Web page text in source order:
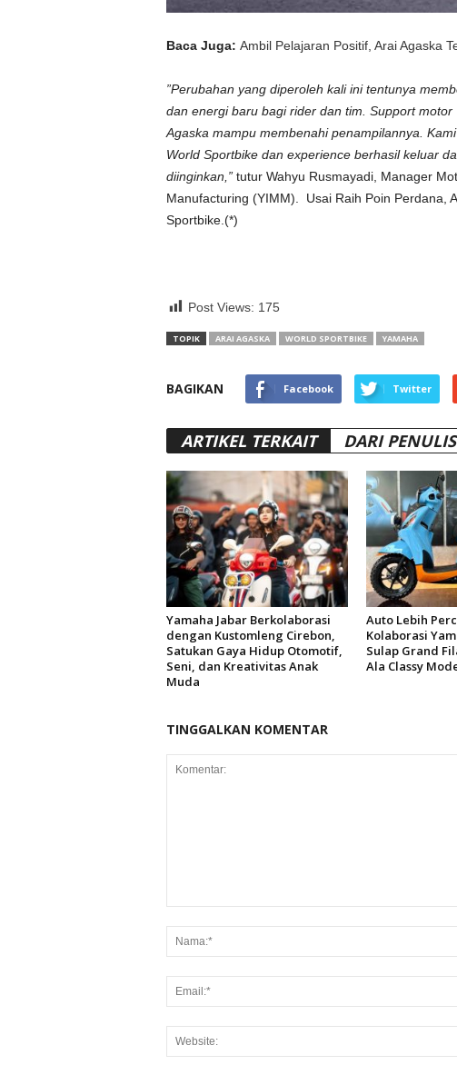
Baca Juga: Ambil Pelajaran Positif, Arai Agaska
”Perubahan yang diperoleh kali ini tentunya
dan energi baru bagi rider dan tim. Support
Agaska mampu membenahi penampilannya.
World Sportbike dan experience berhasil keluar
diinginkan,”tutur Wahyu Rusmayadi, Manager
Manufacturing (YIMM). Usai Raih Poin Perdana,
Sportbike.(*)
Post Views: 175
TOPIK ARAI AGASKA WORLD SPORTBIKE YAMAHA
BAGIKAN Facebook Twitter
ARTIKEL TERKAIT DARI PENULIS
Yamaha Jabar Berkolaborasi
dengan Kustomleng Cirebon,
Satukan Gaya Hidup Otomotif,
Seni, dan Kreativitas Anak
Muda
Auto Lebih
Kolaborasi
Sulap Grand
Ala Classy
TINGGALKAN KOMENTAR